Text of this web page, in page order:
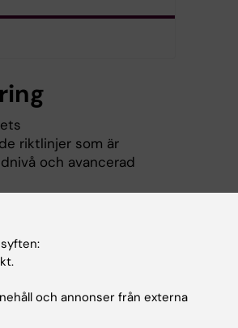
riktlinjer som är
och avancerad
och annonser från externa